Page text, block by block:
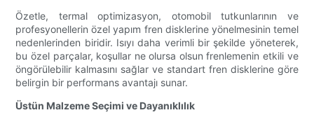
Özetle, termal optimizasyon, otomobil tutkunlarının ve
profesyonellerin özel yapım fren disklerine yönelmesinin temel
nedenlerinden biridir. Isıyı daha verimli bir şekilde yöneterek,
bu özel parçalar, koşullar ne olursa olsun frenlemenin etkili ve
öngörülebilir kalmasını sağlar ve standart fren disklerine göre
belirgin bir performans avantajı sunar.
Üstün Malzeme Seçimi ve Dayanıklılık